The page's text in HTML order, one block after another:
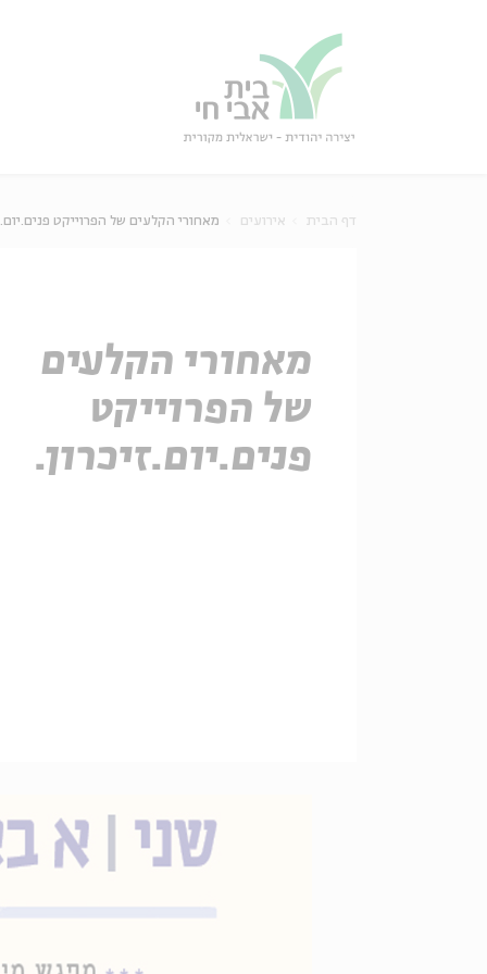
דף הבית אירועים מאחורי הקלעים של הפרוייקט
מאחורי הקלעים
של הפרוייקט
פנים.יום.זיכרון.